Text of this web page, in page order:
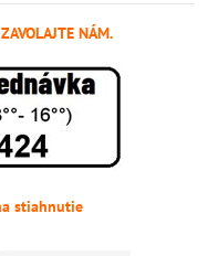
NÁM.
stiahnutie